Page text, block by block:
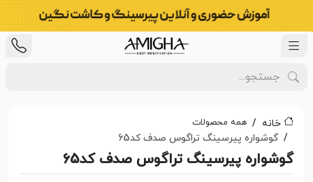
خانه همه محصولات
گوشواره پیرسینگ تراگوس صدف کد65
گوشواره پیرسینگ تراگوس صدف کد65